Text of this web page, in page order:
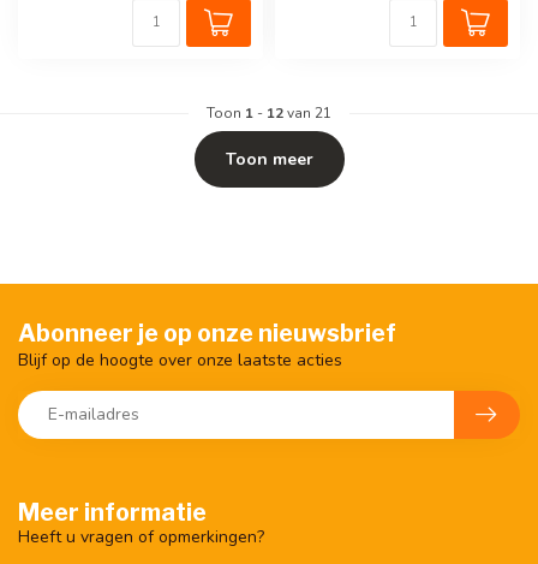
Toon 1 - 12van 21
Toon meer
Meer informatie
Heeft u vragen of opmerkingen?
Abonneer je op onze nieuwsbrief
Blijf op de hoogte over onze laatste acties